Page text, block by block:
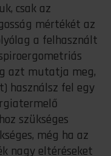
csak az
mértékét az
a felhasznált
azt mutatja meg,
használsz fel egy
szükséges
még ha az
nagy eltéréseket